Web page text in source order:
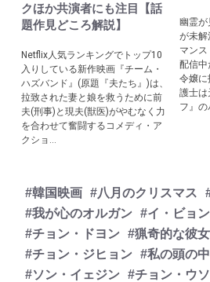
クほか共演者にも注目【話
題作見どころ解説】
Netflix人気ランキングでトップ10
入りしている新作映画『チーム・
ハズバンド』(原題『夫たち』)は、
拉致された妻と娘を救うために前
夫(刑事)と現夫(獣医)がやむなく力
を合わせて奮闘するコメディ・ア
クショ...
幽霊が
が未解
マン
配信
令嬢に
護士は
フ』の
#韓国映画 #八月のクリスマス
#我が心のオルガン #イ・ビョ
#チョン・ドヨン #猟奇的な彼女
#チョン・ジヒョン #私の頭の
#ソン・イェジン #チョン・ウ